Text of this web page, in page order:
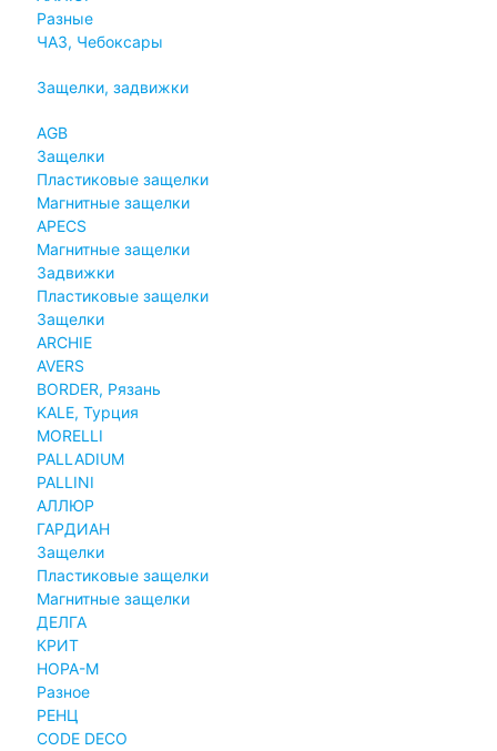
Разные
ЧАЗ, Чебоксары
Защелки, задвижки
AGB
Защелки
Пластиковые защелки
Магнитные защелки
APECS
Магнитные защелки
Задвижки
Пластиковые защелки
Защелки
ARCHIE
AVERS
BORDER, Рязань
KALE, Турция
MORELLI
PALLADIUM
PALLINI
АЛЛЮР
ГАРДИАН
Защелки
Пластиковые защелки
Магнитные защелки
ДЕЛГА
КРИТ
НОРА-М
Разное
РЕНЦ
СODE DECO